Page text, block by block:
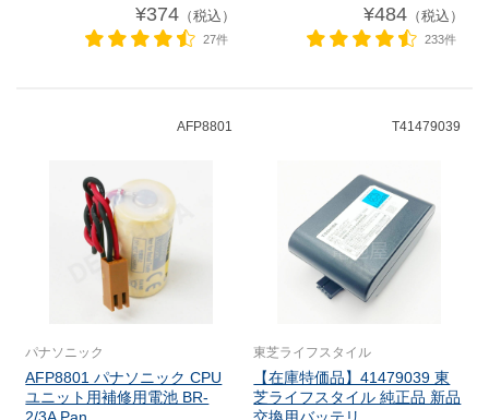
¥374（税込）
27件
¥484（税込）
233件
AFP8801
パナソニック
AFP8801 パナソニック CPU
ユニット用補修用電池 BR-
T41479039
東芝ライフスタイル
【在庫特価品】41479039 東
芝ライフスタイル 純正品 新品